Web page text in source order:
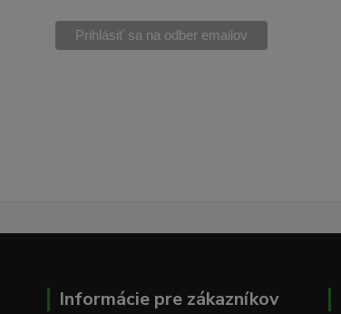
Informácie pre zákazníkov